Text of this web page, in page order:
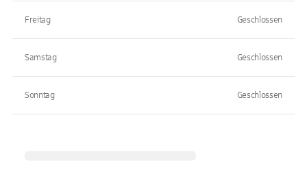
Freitag Geschlossen
Samstag Geschlossen
Sonntag Geschlossen